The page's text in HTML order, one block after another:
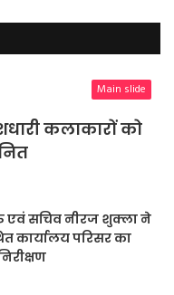
Main slide
कलाकारों को
सचिव नीरज शुक्ला ने
कार्यालय परिसर का